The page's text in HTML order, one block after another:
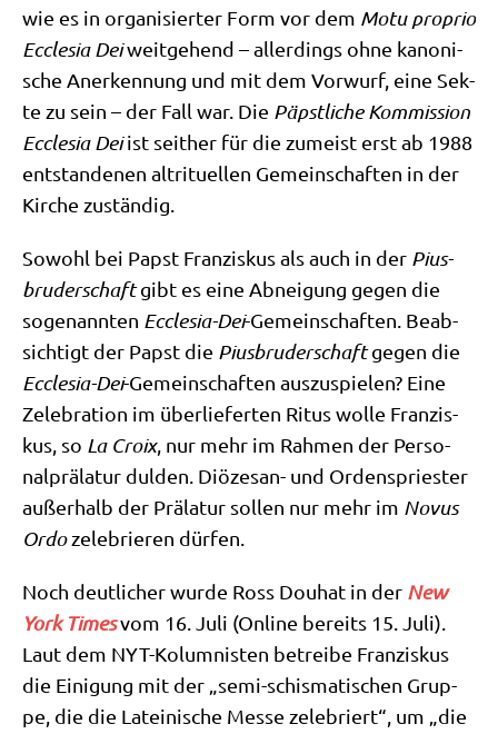
wie es in orga­ni­sier­ter Form vor dem Motu pro­prio
Eccle­sia Deiweit­ge­hend – aller­dings ohne kano­ni­
sche Aner­ken­nung und mit dem Vor­wurf, eine Sek­
te zu sein – der Fall war. Die Päpst­li­che Kom­mis­si­on
Eccle­sia Deiist seit­her für die zumeist erst ab 1988
ent­stan­de­nen alt­ri­tu­el­len Gemein­schaf­ten in der
Kir­che zuständig.
Sowohl bei Papst Fran­zis­kus als auch in der Pius­
bru­der­schaftgibt es eine Abnei­gung gegen die
soge­nann­ten Eccle­sia-Dei-Gemein­schaf­ten. Beab­
sich­tigt der Papst die Pius­bru­der­schaftgegen die
Eccle­sia-Dei-Gemein­schaf­ten aus­zu­spie­len? Eine
Zele­bra­ti­on im über­lie­fer­ten Ritus wol­le Fran­zis­
kus, so La Croix, nur mehr im Rah­men der Per­so­
nal­prä­la­tur dul­den. Diö­ze­san- und Ordens­prie­ster
außer­halb der Prä­la­tur sol­len nur mehr im Novus
Ordozele­brie­ren dürfen.
Noch deut­li­cher wur­de Ross Dou­hat in der New
York Timesvom 16. Juli (Online bereits 15. Juli).
Laut dem NYT-Kolum­ni­sten betrei­be Fran­zis­kus
die Eini­gung mit der „semi-schis­ma­ti­schen Grup­
pe, die die Latei­ni­sche Mes­se zele­briert“, um „die